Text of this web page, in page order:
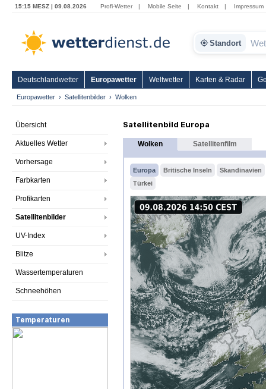
15:15 MESZ | 09.08.2026 Profi-Wetter | Mobile Seite | Kontakt | Impressum
Standort
Deutschlandwetter Europawetter Weltwetter Karten & Radar
Europawetter Satellitenbilder Wolken
Übersicht
Aktuelles Wetter
Vorhersage
Farbkarten
Profikarten
Satellitenbilder
UV-Index
Blitze
Wassertemperaturen
Schneehöhen
Temperaturen
Satellitenbild Europa
Wolken Satellitenfilm
Europa Britische Inseln
Skandinavien
Türkei